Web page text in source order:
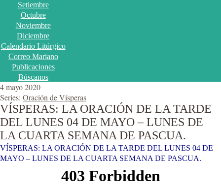
Setiembre
Octubre
Noviembre
Diciembre
Calendario Litúrgico
Correo Mariano
Publicaciones
Búscanos
4 mayo 2020
Series: Oración de Vísperas
VÍSPERAS: LA ORACIÓN DE LA TARDE
DEL LUNES 04 DE MAYO – LUNES DE
LA CUARTA SEMANA DE PASCUA.
VÍSPERAS: LA ORACIÓN DE LA TARDE DEL LUNES 04 DE
MAYO – LUNES DE LA CUARTA SEMANA DE PASCUA.